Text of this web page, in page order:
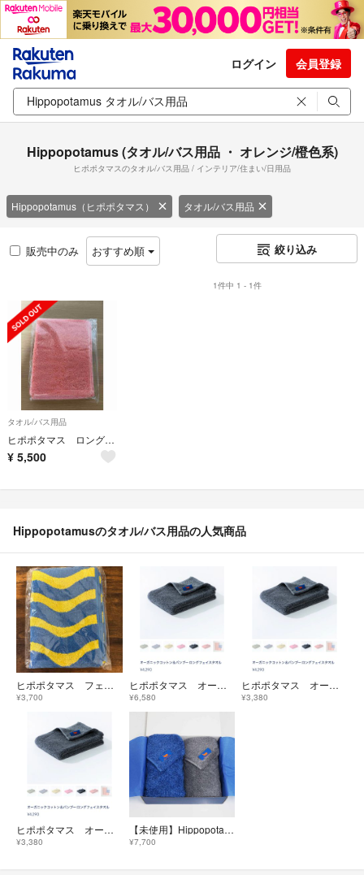
ログイン 会員登録
Hippopotamus (タオル/バス用品 ・ オレンジ/橙色系)
ヒポポタマスのタオル/バス用品 / インテリア/住まい/日用品
Hippopotamus（ヒポポタマス） タオル/バス用品
販売中のみ おすすめ順 絞り込み
1件中 1 - 1件
タオル/バス用品
ヒポポタマス ロングフェイスタオル 2枚
¥ 5,500
Hippopotamusのタオル/バス用品の人気商品
ヒポポタマス フェイスタオル スキューバ・ストライプ
¥3,700
ヒポポタマス オーガニックコットン＆バンブー ロングフェイスタオル ２枚セット
¥6,580
ヒポポタマス オーガニックコットン＆バンブー ロングフェイスタオル ①
¥3,380
ヒポポタマス オーガニックコットン＆バンブー ロングフェイスタオル ②
¥3,380
【未使用】Hippopotamus ヒポポタマス オーガニックコットン バンブーレーヨン フェイスタオル2枚セット 高級今治タオル X0598
¥7,700